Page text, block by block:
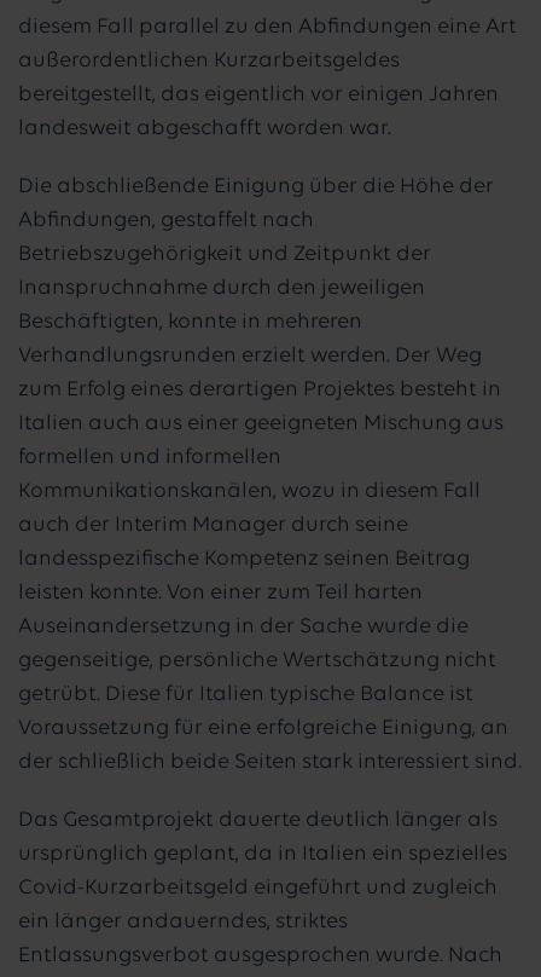
diesem Fall parallel zu den Abfindungen eine Art
außerordentlichen Kurzarbeitsgeldes
bereitgestellt, das eigentlich vor einigen Jahren
landesweit abgeschafft worden war.
Die abschließende Einigung über die Höhe der
Abfindungen, gestaffelt nach
Betriebszugehörigkeit und Zeitpunkt der
Inanspruchnahme durch den jeweiligen
Beschäftigten, konnte in mehreren
Verhandlungsrunden erzielt werden. Der Weg
zum Erfolg eines derartigen Projektes besteht in
Italien auch aus einer geeigneten Mischung aus
formellen und informellen
Kommunikationskanälen, wozu in diesem Fall
auch der Interim Manager durch seine
landesspezifische Kompetenz seinen Beitrag
leisten konnte. Von einer zum Teil harten
Auseinandersetzung in der Sache wurde die
gegenseitige, persönliche Wertschätzung nicht
getrübt. Diese für Italien typische Balance ist
Voraussetzung für eine erfolgreiche Einigung, an
der schließlich beide Seiten stark interessiert sind.
Das Gesamtprojekt dauerte deutlich länger als
ursprünglich geplant, da in Italien ein spezielles
Covid-Kurzarbeitsgeld eingeführt und zugleich
ein länger andauerndes, striktes
Entlassungsverbot ausgesprochen wurde. Nach